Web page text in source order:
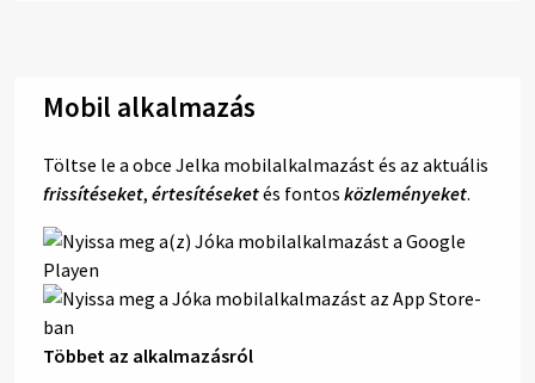
Mobil alkalmazás
Töltse le a obce Jelka mobilalkalmazást és az aktuális
frissítéseket, értesítéseketés fontos közleményeket.
Többet az alkalmazásról